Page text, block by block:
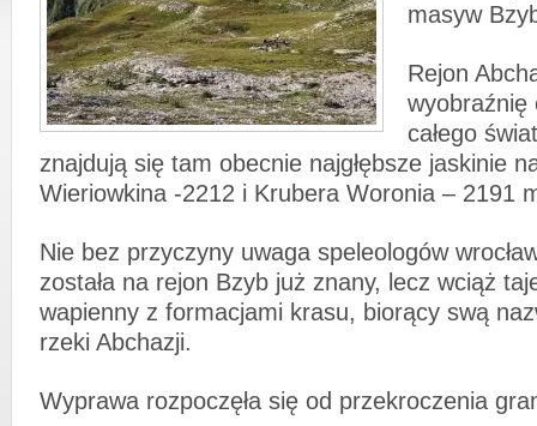
masyw
Rejon
wyobraźnię
całego
znajdują się tam obecnie najgłębsze jaskinie
Wieriowkina -2212 i Krubera Woronia – 2191
Nie bez przyczyny uwaga speleologów
została na rejon Bzyb już znany, lecz wciąż
wapienny z formacjami krasu, biorący swą
rzeki Abchazji.
Wyprawa rozpoczęła się od przekroczenia